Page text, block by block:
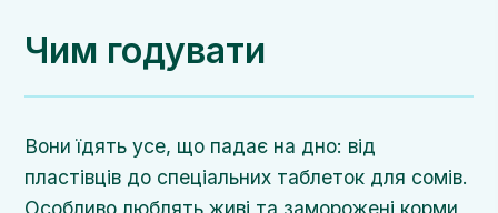
Чим годувати
Вони їдять усе, що падає на дно: від
пластівців до спеціальних таблеток для сомів.
Особливо люблять живі та заморожені корми